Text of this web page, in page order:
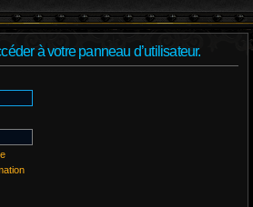
à votre panneau d’utilisateur.